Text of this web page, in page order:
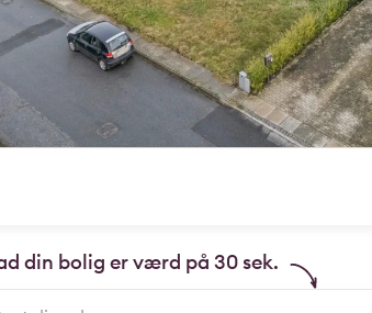
din bolig er værd på 30 sek.